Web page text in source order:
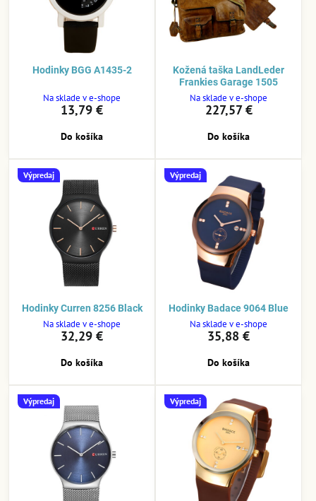
Hodinky BGG A1435-2
Na sklade v e-shope
13,79 €
Do košíka
Kožená taška LandLeder
Frankies Garage 1505
Na sklade v e-shope
227,57 €
Do košíka
Výpredaj
Hodinky Curren 8256 Black
Na sklade v e-shope
32,29 €
Do košíka
Výpredaj
Hodinky Badace 9064 Blue
Na sklade v e-shope
35,88 €
Do košíka
Výpredaj Výpredaj